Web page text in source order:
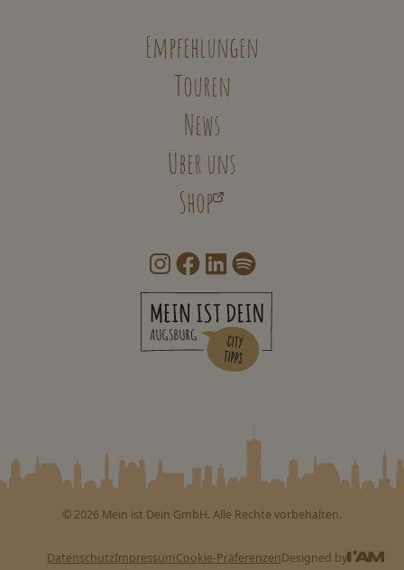
Empfehlungen
Touren
News
Über uns
Shop
© 2026 Mein ist Dein GmbH. Alle Rechte vorbehalten.
DatenschutzImpressumCookie-PräferenzenDesigned by